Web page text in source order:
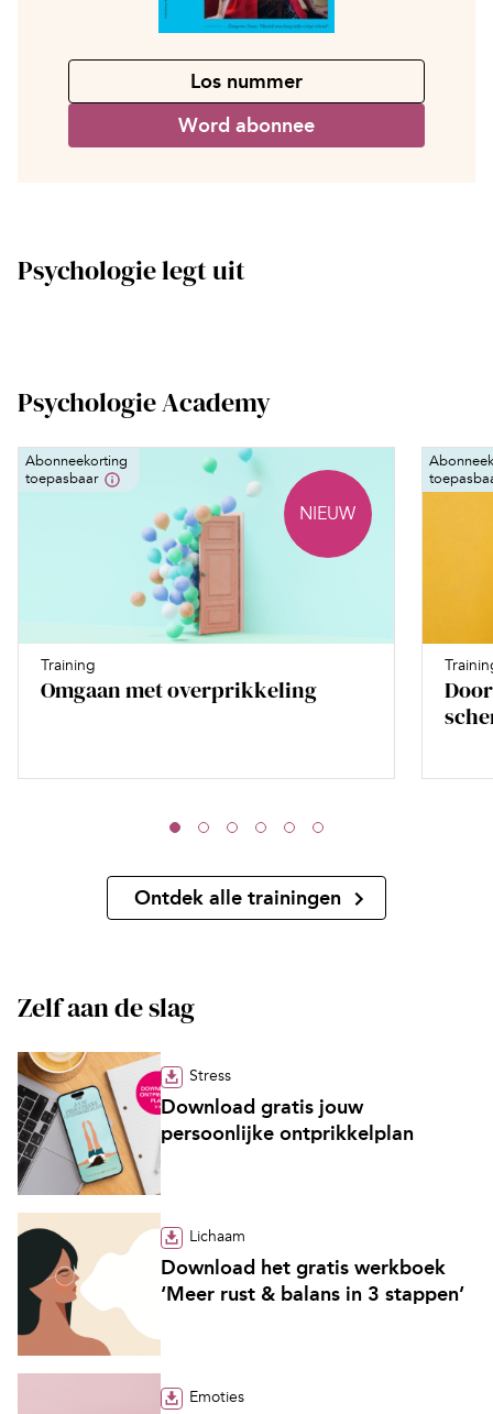
Los nummer
Word abonnee
Psychologie legt uit
Psychologie Academy
Abonneekorting
toepasbaar
NIEUW
Training
Omgaan met overprikkeling
Ontdek alle trainingen
Zelf aan de slag
Stress
Download gratis jouw
persoonlijke ontprikkelplan
Lichaam
Download het gratis werkboek
‘Meer rust & balans in 3 stappen’
Emoties